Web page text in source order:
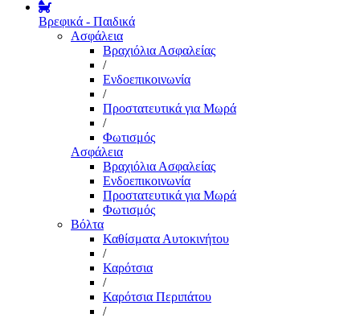
Βρεφικά - Παιδικά
Ασφάλεια
Βραχιόλια Ασφαλείας
/
Ενδοεπικοινωνία
/
Προστατευτικά για Μωρά
/
Φωτισμός
Ασφάλεια
Βραχιόλια Ασφαλείας
Ενδοεπικοινωνία
Προστατευτικά για Μωρά
Φωτισμός
Βόλτα
Καθίσματα Αυτοκινήτου
/
Καρότσια
/
Καρότσια Περιπάτου
/